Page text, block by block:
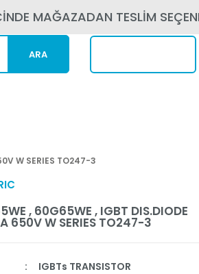
MAĞAZADAN TESLİM
ARA
W SERIES TO247-3
, 60G65WE , IGBT DIS.DIODE
650V W SERIES TO247-3
IGBTs TRANSISTOR